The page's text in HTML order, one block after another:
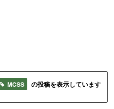
MCSS の投稿を表示しています